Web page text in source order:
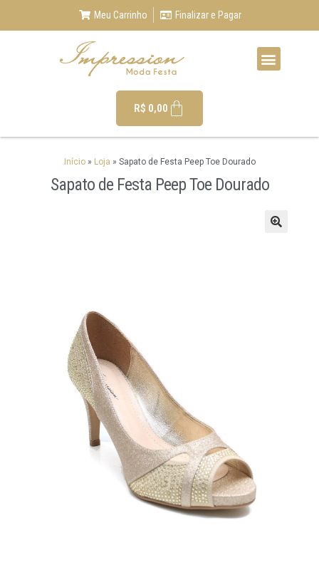
Meu Carrinho Finalizar e Pagar
R$ 0,00
Início» Loja » Sapato de Festa Peep Toe Dourado
Sapato de Festa Peep Toe Dourado